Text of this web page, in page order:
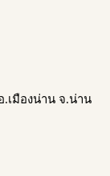
.เมืองน่าน จ.น่าน